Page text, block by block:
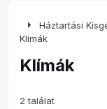
arrow_right Háztartási
Klímák
Klímák
2 találat